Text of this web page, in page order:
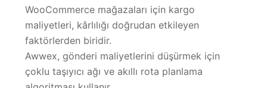
WooCommerce mağazaları için kargo
maliyetleri, kârlılığı doğrudan etkileyen
faktörlerden biridir.
Awwex, gönderi maliyetlerini düşürmek için
çoklu taşıyıcı ağı ve akıllı rota planlama